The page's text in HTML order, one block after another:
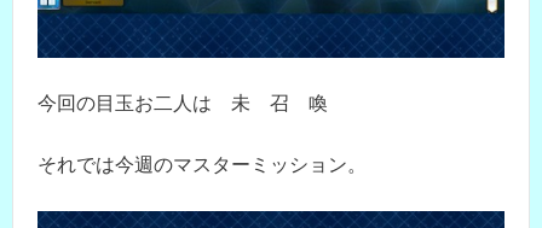
今回の目玉お二人は 未 召 喚
それでは今週のマスターミッション。